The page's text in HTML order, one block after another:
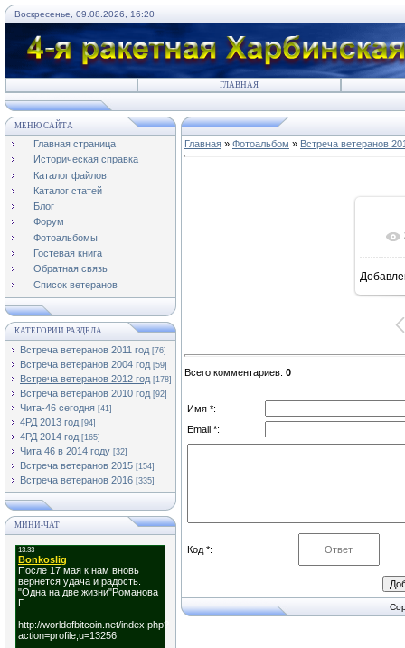
Воскресенье, 09.08.2026, 16:20
ГЛАВНАЯ
МЕНЮ САЙТА
Главная страница
Историческая справка
Каталог файлов
Каталог статей
Блог
Форум
Фотоальбомы
Гостевая книга
Обратная связь
Список ветеранов
КАТЕГОРИИ РАЗДЕЛА
Встреча ветеранов 2011 год [76]
Встреча ветеранов 2004 год [59]
Встреча ветеранов 2012 год [178]
Встреча ветеранов 2010 год [92]
Чита-46 сегодня [41]
4РД 2013 год [94]
4РД 2014 год [165]
Чита 46 в 2014 году [32]
Встреча ветеранов 2015 [154]
Встреча ветеранов 2016 [335]
МИНИ-ЧАТ
Главная » Фотоальбом » Встреча ветеранов
Всего комментариев: 0
Имя *:
Email *:
Код *: